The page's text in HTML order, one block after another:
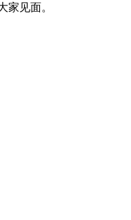
见面。